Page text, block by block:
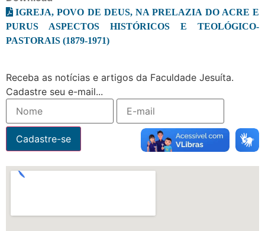
IGREJA, POVO DE DEUS, NA PRELAZIA DO ACRE E
PURUS ASPECTOS HISTÓRICOS E TEOLÓGICO-
PASTORAIS (1879-1971)
Receba as notícias e artigos da Faculdade Jesuíta.
Cadastre seu e-mail...